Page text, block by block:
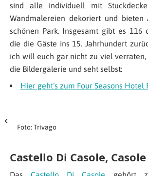
sind alle individuell mit
Wandmalereien dekoriert und bieten
schönen Park. Insgesamt gibt es 116
die die Gäste ins 15. Jahrhundert
ich will euch gar nicht zu viel
die Bildergalerie und seht selbst:
Hier geht’s zum Four Seasons Hotel
Foto: Trivago
Castello Di Casole, Casole